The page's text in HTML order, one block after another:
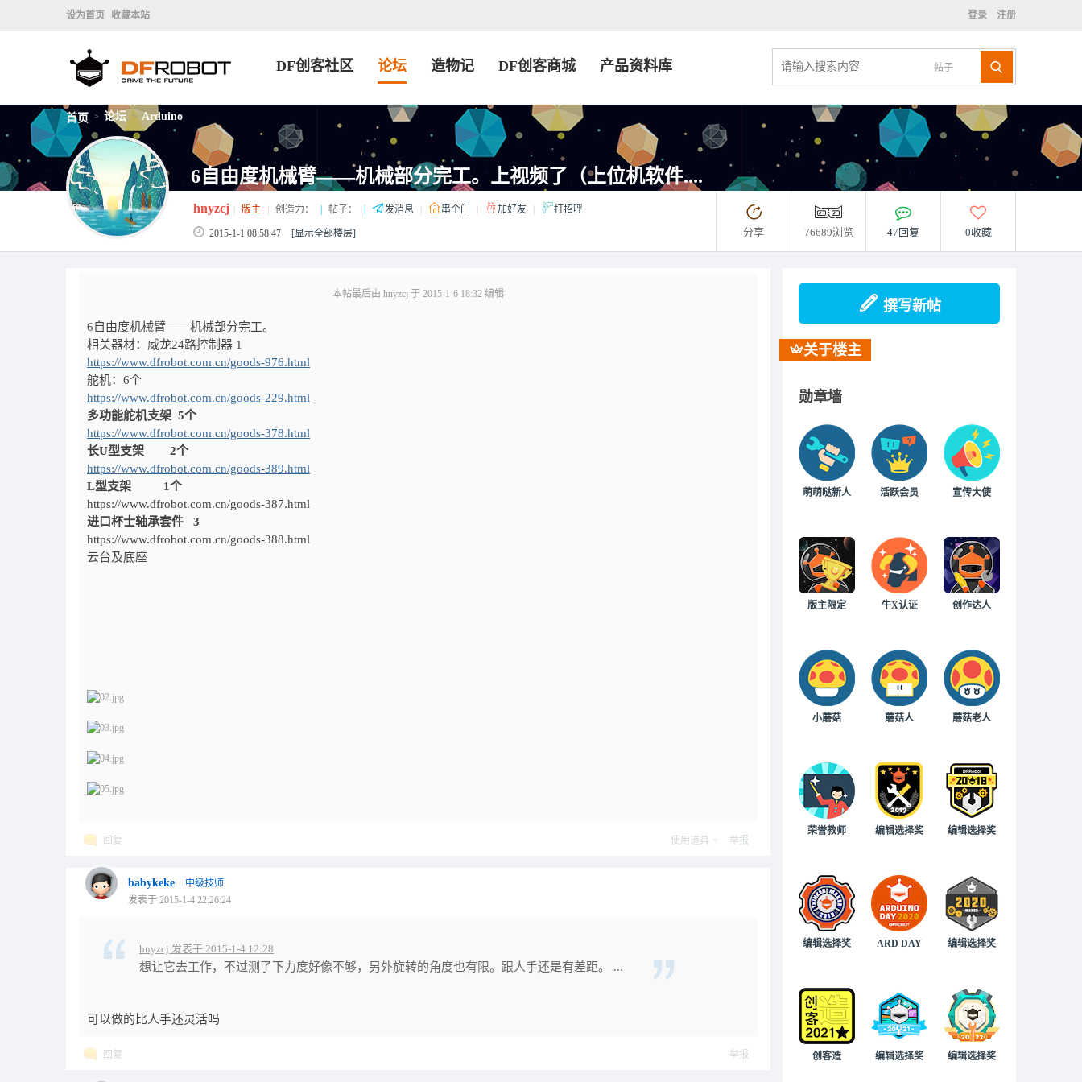
设为首页 收藏本站 登录 注册
帖子
DF创客社区 论坛 造物记 DF创客商城 产品资料库
首页 > 论坛 > Arduino
6自由度机械臂——机械部分完工。上视频了（上位机软件....
hnyzcj 版主 创造力： 帖子： 发消息 串个门 加好友 打招呼
2015-1-1 08:58:47 [显示全部楼层] 分享 76689浏览 47回复 0收藏
本帖最后由 hnyzcj 于 2015-1-6 18:32 编辑
6自由度机械臂——机械部分完工。
相关器材：威龙24路控制器 1
https://www.dfrobot.com.cn/goods-976.html
舵机：6个
https://www.dfrobot.com.cn/goods-229.html
多功能舵机支架 5个
https://www.dfrobot.com.cn/goods-378.html
长U型支架 2个
https://www.dfrobot.com.cn/goods-389.html
L型支架 1个
https://www.dfrobot.com.cn/goods-387.html
进口杯士轴承套件 3
https://www.dfrobot.com.cn/goods-388.html
云台及底座
回复 使用道具 举报
babykeke
中级技师
发表于 2015-1-4 22:26:24
hnyzcj 发表于 2015-1-4 12:28
想让它去工作，不过测了下力度好像不够，另外旋转的角度也有限。跟人手还是有差距。 ...
可以做的比人手还灵活吗
回复 举报
撰写新帖
关于楼主
勋章墙
萌萌哒新人 活跃会员 宣传大使
版主限定 牛X认证 创作达人
小蘑菇 蘑菇人 蘑菇老人
荣誉教师 编辑选择奖 编辑选择奖
编辑选择奖 ARD DAY 编辑选择奖
创客造 编辑选择奖 编辑选择奖